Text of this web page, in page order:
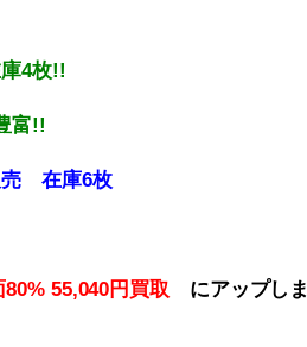
4枚!!
富!!
売 在庫6枚
80% 55,040円買取 にアップしま